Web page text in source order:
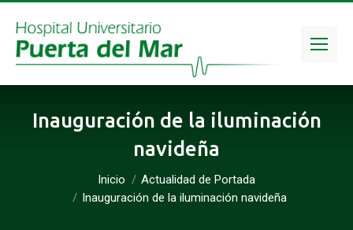
Inauguración de la iluminación
navideña
Inicio
Actualidad de Portada
Inauguración de la iluminación navideña